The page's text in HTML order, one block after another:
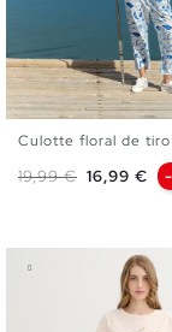
Culotte floral de
Precio base
19,99 € Precio
16,99 €